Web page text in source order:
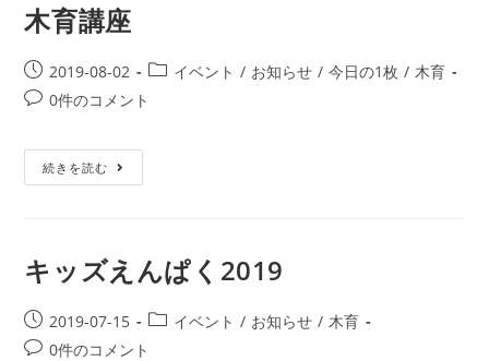
木育講座
2019-08-02 イベント / お知らせ / 今日の1枚 / 木育
0件のコメント
続きを読む
キッズえんぱく2019
2019-07-15 イベント / お知らせ / 木育
0件のコメント